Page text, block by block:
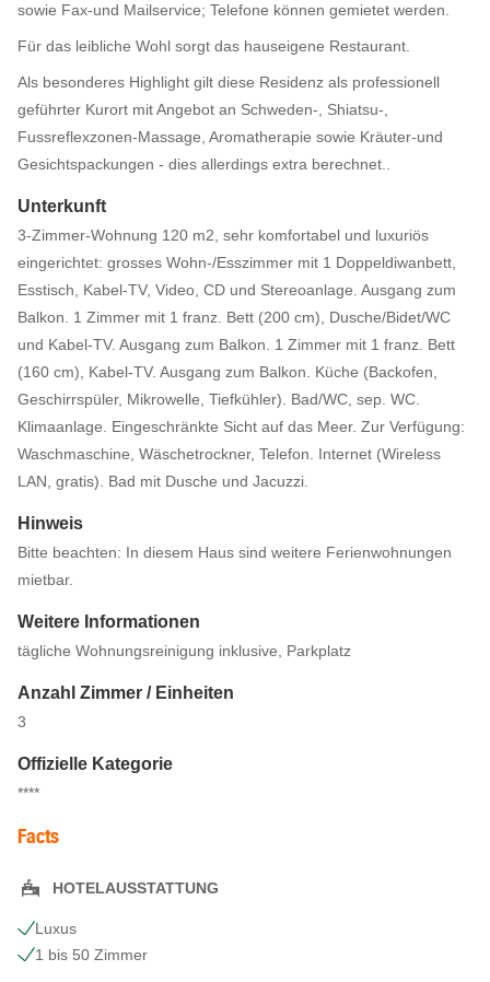
sowie Fax-und Mailservice; Telefone können gemietet werden.
Für das leibliche Wohl sorgt das hauseigene Restaurant.
Als besonderes Highlight gilt diese Residenz als professionell
geführter Kurort mit Angebot an Schweden-, Shiatsu-,
Fussreflexzonen-Massage, Aromatherapie sowie Kräuter-und
Gesichtspackungen - dies allerdings extra berechnet..
Unterkunft
3-Zimmer-Wohnung 120 m2, sehr komfortabel und luxuriös
eingerichtet: grosses Wohn-/Esszimmer mit 1 Doppeldiwanbett,
Esstisch, Kabel-TV, Video, CD und Stereoanlage. Ausgang zum
Balkon. 1 Zimmer mit 1 franz. Bett (200 cm), Dusche/Bidet/WC
und Kabel-TV. Ausgang zum Balkon. 1 Zimmer mit 1 franz. Bett
(160 cm), Kabel-TV. Ausgang zum Balkon. Küche (Backofen,
Geschirrspüler, Mikrowelle, Tiefkühler). Bad/WC, sep. WC.
Klimaanlage. Eingeschränkte Sicht auf das Meer. Zur Verfügung:
Waschmaschine, Wäschetrockner, Telefon. Internet (Wireless
LAN, gratis). Bad mit Dusche und Jacuzzi.
Hinweis
Bitte beachten: In diesem Haus sind weitere Ferienwohnungen
mietbar.
Weitere Informationen
tägliche Wohnungsreinigung inklusive, Parkplatz
Anzahl Zimmer / Einheiten
3
Offizielle Kategorie
****
Facts
HOTELAUSSTATTUNG
Luxus
1 bis 50 Zimmer